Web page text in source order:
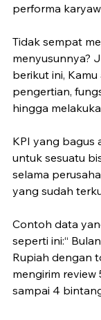
performa
Tidak sempat
menyusunnya?
berikut ini,
pengertian,
hingga
KPI yang bagus
untuk sesuatu
selama
yang sudah
Contoh data
seperti ini:“
Rupiah dengan
mengirim review
sampai 4